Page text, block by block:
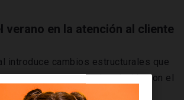
verano en la atención al cliente
introduce cambios estructurales que
cómo se gestiona la relación con el
solo de tenermenos personal